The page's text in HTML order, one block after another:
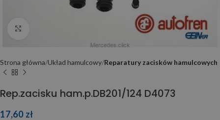
Strona główna Układ hamulcowy Reparatury zacisków hamulcowych
Rep.zacisku ham.p.DB201/124 D4073
17,60 zł